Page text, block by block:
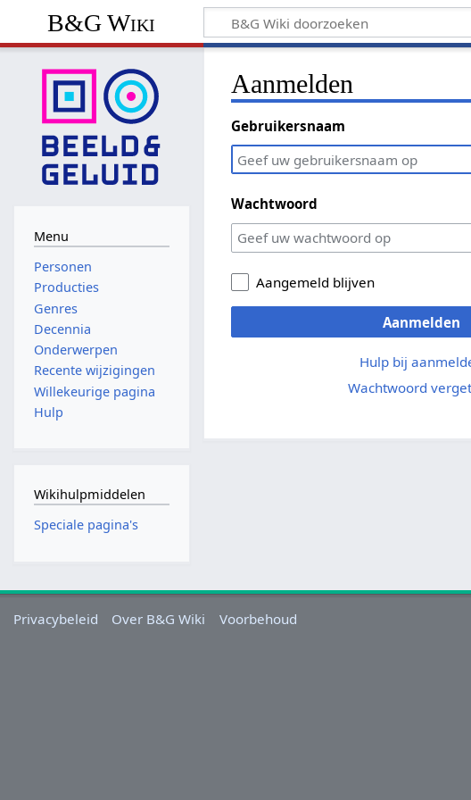
B&G Wiki
Aanmelden
Gebruikersnaam
Wachtwoord
Aangemeld blijven
Aanmelden
Hulp bij
Wachtwoord
Menu
Personen
Producties
Genres
Decennia
Onderwerpen
Recente wijzigingen
Willekeurige pagina
Hulp
Wikihulpmiddelen
Speciale pagina's
Privacybeleid Over B&G Wiki Voorbehoud